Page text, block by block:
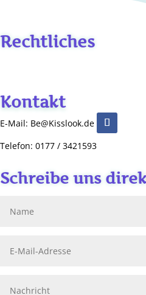
Rechtliches
Kontakt
E-Mail: Be@Kisslook.de
Telefon: 0177 / 3421593
Schreibe uns